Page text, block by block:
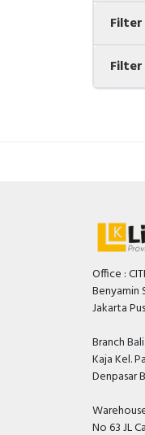
Office :
Benyamin
Jakarta
Branch
Kaja Kel.
Denpasar
No 63 JL